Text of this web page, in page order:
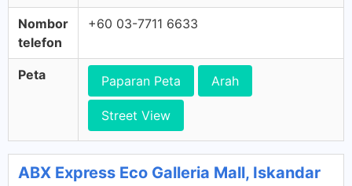
Nombor
telefon
+60 03-7711 6633
Peta Paparan Peta Arah
Street View
ABX Express Eco Galleria Mall, Iskandar